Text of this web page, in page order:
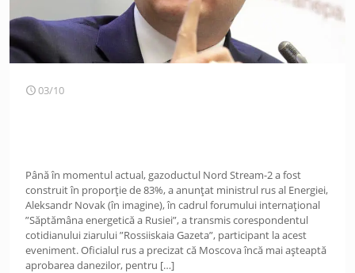
03/10
Până în momentul actual, gazoductul Nord Stream-2 a fost
construit în proporție de 83%, a anunțat ministrul rus al Energiei,
Aleksandr Novak (în imagine), în cadrul forumului internațional
”Săptămâna energetică a Rusiei”, a transmis corespondentul
cotidianului ziarului ”Rossiiskaia Gazeta”, participant la acest
eveniment. Oficialul rus a precizat că Moscova încă mai așteaptă
aprobarea danezilor, pentru […]